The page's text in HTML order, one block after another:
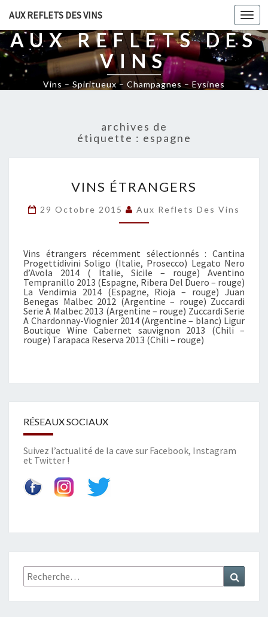
AUX REFLETS DES VINS
AUX REFLETS DES
VINS
Vins – Spiritueux – Champagnes – Eysines
archives de
étiquette : espagne
I
S
É
R
A
N
G
E
R
S
VINS ÉTRANGERS
29 Octobre 2015 Aux Reflets Des Vins
Vins étrangers récemment sélectionnés : Cantina
Progettidivini Soligo (Italie, Prosecco) Legato Nero
d’Avola 2014 ( Italie, Sicile – rouge) Aventino
Tempranillo 2013 (Espagne, Ribera Del Duero – rouge)
La Vendimia 2014 (Espagne, Rioja – rouge) Juan
Benegas Malbec 2012 (Argentine – rouge) Zuccardi
Serie A Malbec 2013 (Argentine – rouge) Zuccardi Serie
A Chardonnay-Viognier 2014 (Argentine – blanc) Ligur
Boutique Wine Cabernet sauvignon 2013 (Chili –
rouge) Tarapaca Reserva 2013 (Chili – rouge)
RÉSEAUX SOCIAUX
Suivez l’actualité de la cave sur Facebook, Instagram
et Twitter !
Recherche
: